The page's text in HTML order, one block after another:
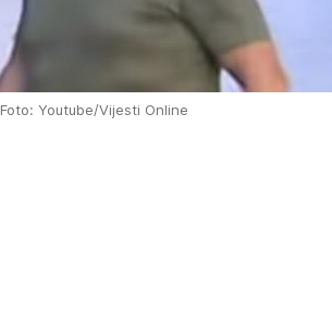
Foto: Youtube/Vijesti Online